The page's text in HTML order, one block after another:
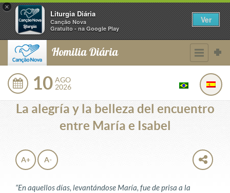
×
Liturgia Diária
Canção Nova
Gratuito - na Google Play
Ver
Homilia Diária
10 AGO
2026
La alegría y la belleza del encuentro
entre María e Isabel
A+ A-
“En aquellos días, levantándose María, fue de prisa a la